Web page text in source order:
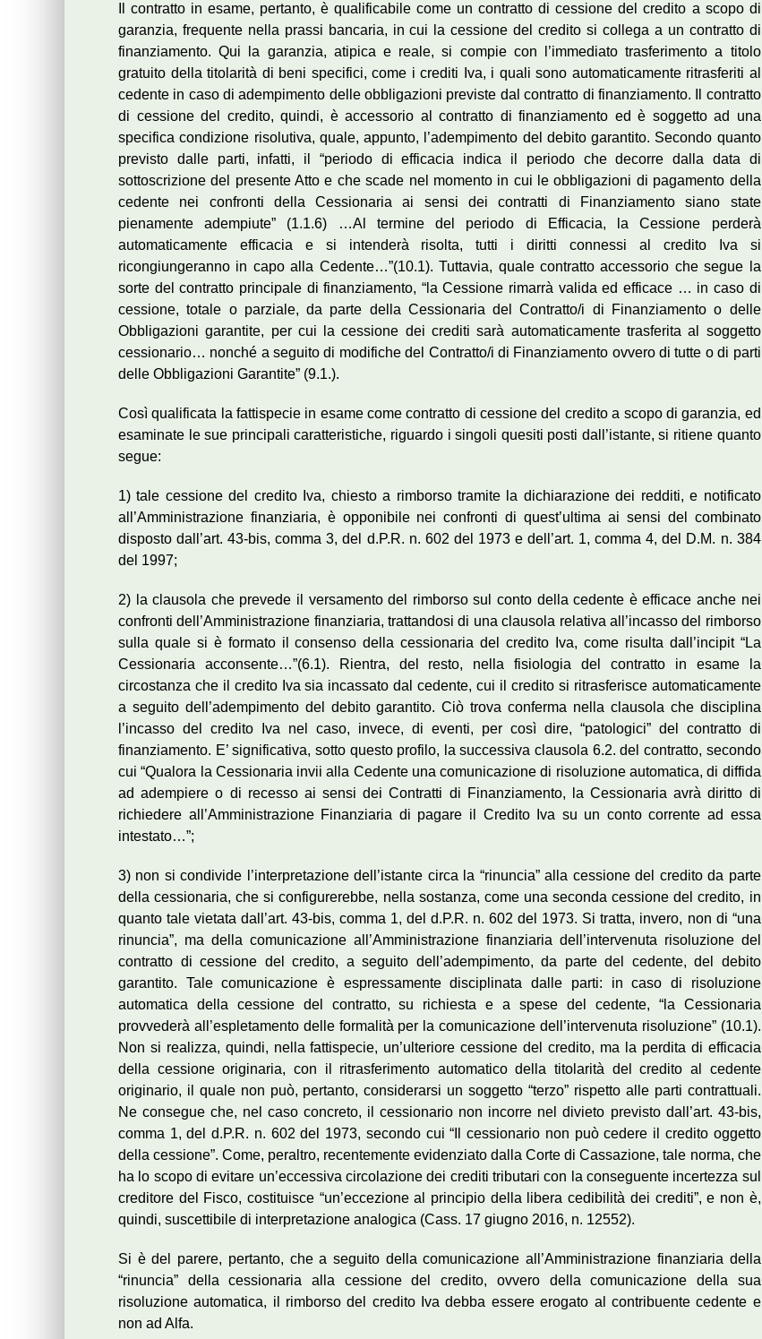
Il contratto in esame, pertanto, è qualificabile come un contratto di cessione del credito a scopo di
garanzia, frequente nella prassi bancaria, in cui la cessione del credito si collega a un contratto di
finanziamento. Qui la garanzia, atipica e reale, si compie con l’immediato trasferimento a titolo
gratuito della titolarità di beni specifici, come i crediti Iva, i quali sono automaticamente ritrasferiti al
cedente in caso di adempimento delle obbligazioni previste dal contratto di finanziamento. Il contratto
di cessione del credito, quindi, è accessorio al contratto di finanziamento ed è soggetto ad una
specifica condizione risolutiva, quale, appunto, l’adempimento del debito garantito. Secondo quanto
previsto dalle parti, infatti, il “periodo di efficacia indica il periodo che decorre dalla data di
sottoscrizione del presente Atto e che scade nel momento in cui le obbligazioni di pagamento della
cedente nei confronti della Cessionaria ai sensi dei contratti di Finanziamento siano state
pienamente adempiute” (1.1.6) …Al termine del periodo di Efficacia, la Cessione perderà
automaticamente efficacia e si intenderà risolta, tutti i diritti connessi al credito Iva si
ricongiungeranno in capo alla Cedente…”(10.1). Tuttavia, quale contratto accessorio che segue la
sorte del contratto principale di finanziamento, “la Cessione rimarrà valida ed efficace … in caso di
cessione, totale o parziale, da parte della Cessionaria del Contratto/i di Finanziamento o delle
Obbligazioni garantite, per cui la cessione dei crediti sarà automaticamente trasferita al soggetto
cessionario… nonché a seguito di modifiche del Contratto/i di Finanziamento ovvero di tutte o di parti
delle Obbligazioni Garantite” (9.1.).
Così qualificata la fattispecie in esame come contratto di cessione del credito a scopo di garanzia, ed
esaminate le sue principali caratteristiche, riguardo i singoli quesiti posti dall’istante, si ritiene quanto
segue:
1) tale cessione del credito Iva, chiesto a rimborso tramite la dichiarazione dei redditi, e notificato
all’Amministrazione finanziaria, è opponibile nei confronti di quest’ultima ai sensi del combinato
disposto dall’art. 43-bis, comma 3, del d.P.R. n. 602 del 1973 e dell’art. 1, comma 4, del D.M. n. 384
del 1997;
2) la clausola che prevede il versamento del rimborso sul conto della cedente è efficace anche nei
confronti dell’Amministrazione finanziaria, trattandosi di una clausola relativa all’incasso del rimborso
sulla quale si è formato il consenso della cessionaria del credito Iva, come risulta dall’incipit “La
Cessionaria acconsente…”(6.1). Rientra, del resto, nella fisiologia del contratto in esame la
circostanza che il credito Iva sia incassato dal cedente, cui il credito si ritrasferisce automaticamente
a seguito dell’adempimento del debito garantito. Ciò trova conferma nella clausola che disciplina
l’incasso del credito Iva nel caso, invece, di eventi, per così dire, “patologici” del contratto di
finanziamento. E’ significativa, sotto questo profilo, la successiva clausola 6.2. del contratto, secondo
cui “Qualora la Cessionaria invii alla Cedente una comunicazione di risoluzione automatica, di diffida
ad adempiere o di recesso ai sensi dei Contratti di Finanziamento, la Cessionaria avrà diritto di
richiedere all’Amministrazione Finanziaria di pagare il Credito Iva su un conto corrente ad essa
intestato…”;
3) non si condivide l’interpretazione dell’istante circa la “rinuncia” alla cessione del credito da parte
della cessionaria, che si configurerebbe, nella sostanza, come una seconda cessione del credito, in
quanto tale vietata dall’art. 43-bis, comma 1, del d.P.R. n. 602 del 1973. Si tratta, invero, non di “una
rinuncia”, ma della comunicazione all’Amministrazione finanziaria dell’intervenuta risoluzione del
contratto di cessione del credito, a seguito dell’adempimento, da parte del cedente, del debito
garantito. Tale comunicazione è espressamente disciplinata dalle parti: in caso di risoluzione
automatica della cessione del contratto, su richiesta e a spese del cedente, “la Cessionaria
provvederà all’espletamento delle formalità per la comunicazione dell’intervenuta risoluzione” (10.1).
Non si realizza, quindi, nella fattispecie, un’ulteriore cessione del credito, ma la perdita di efficacia
della cessione originaria, con il ritrasferimento automatico della titolarità del credito al cedente
originario, il quale non può, pertanto, considerarsi un soggetto “terzo” rispetto alle parti contrattuali.
Ne consegue che, nel caso concreto, il cessionario non incorre nel divieto previsto dall’art. 43-bis,
comma 1, del d.P.R. n. 602 del 1973, secondo cui “Il cessionario non può cedere il credito oggetto
della cessione”. Come, peraltro, recentemente evidenziato dalla Corte di Cassazione, tale norma, che
ha lo scopo di evitare un’eccessiva circolazione dei crediti tributari con la conseguente incertezza sul
creditore del Fisco, costituisce “un’eccezione al principio della libera cedibilità dei crediti”, e non è,
quindi, suscettibile di interpretazione analogica (Cass. 17 giugno 2016, n. 12552).
Si è del parere, pertanto, che a seguito della comunicazione all’Amministrazione finanziaria della
“rinuncia” della cessionaria alla cessione del credito, ovvero della comunicazione della sua
risoluzione automatica, il rimborso del credito Iva debba essere erogato al contribuente cedente e
non ad Alfa.